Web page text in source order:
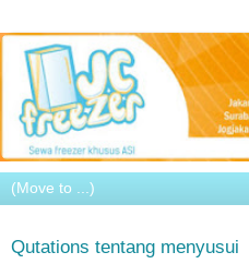
Qutations tentang menyusui